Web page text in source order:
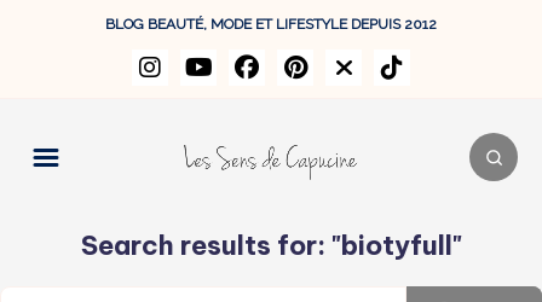
BLOG BEAUTÉ, MODE ET LIFESTYLE DEPUIS 2012
Search results for: "biotyfull"